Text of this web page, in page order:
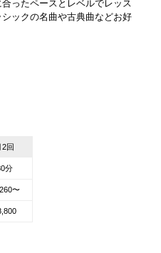
ったペースとレベルでレッス
ックの名曲や古典曲などお好
2回
分
〜